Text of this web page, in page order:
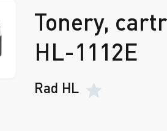
Tonery,
HL-1112E
Rad HL